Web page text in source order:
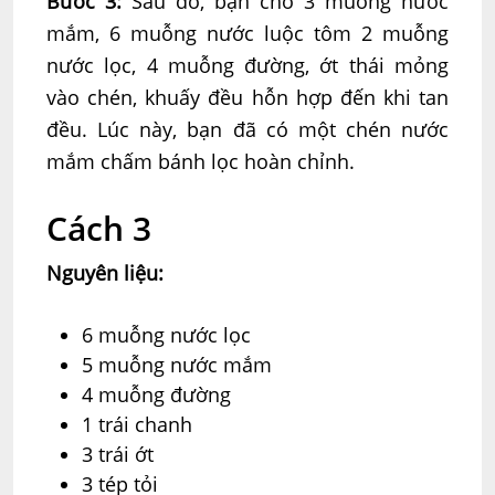
mắm, 6 muỗng nước luộc tôm 2 muỗng
nước lọc, 4 muỗng đường, ớt thái mỏng
vào chén, khuấy đều hỗn hợp đến khi tan
đều. Lúc này, bạn đã có một chén nước
mắm chấm bánh lọc hoàn chỉnh.
Cách 3
Nguyên liệu:
6 muỗng nước lọc
5 muỗng nước mắm
4 muỗng đường
1 trái chanh
3 trái ớt
3 tép tỏi